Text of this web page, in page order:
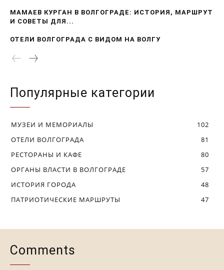
МАМАЕВ КУРГАН В ВОЛГОГРАДЕ: ИСТОРИЯ, МАРШРУТ
И СОВЕТЫ ДЛЯ...
ОТЕЛИ ВОЛГОГРАДА С ВИДОМ НА ВОЛГУ
Популярные категории
МУЗЕИ И МЕМОРИАЛЫ
102
ОТЕЛИ ВОЛГОГРАДА
81
РЕСТОРАНЫ И КАФЕ
80
ОРГАНЫ ВЛАСТИ В ВОЛГОГРАДЕ
57
ИСТОРИЯ ГОРОДА
48
ПАТРИОТИЧЕСКИЕ МАРШРУТЫ
47
Comments